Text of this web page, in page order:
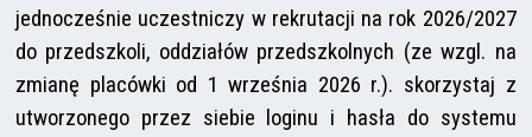
jednocześnie uczestniczy w rekrutacji na rok 2026/2027
do przedszkoli, oddziałów przedszkolnych (ze wzgl. na
zmianę placówki od 1 września 2026 r.). skorzystaj z
utworzonego przez siebie loginu i hasła do systemu